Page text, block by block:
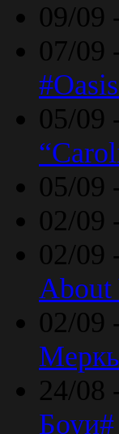
09/09
07/09
05/09
05/09
02/09
02/09
About
02/09
24/08
Боуи#